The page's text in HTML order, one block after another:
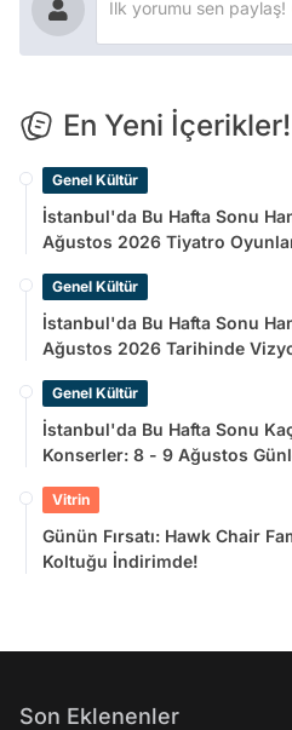
En Yeni İçerikler!
Genel Kültür
İstanbul'da Bu Hafta Sonu
Ağustos 2026 Tiyatro
Genel Kültür
İstanbul'da Bu Hafta Sonu
Ağustos 2026 Tarihinde
Genel Kültür
İstanbul'da Bu Hafta Sonu
Konserler: 8 - 9 Ağustos
Vitrin
Günün Fırsatı: Hawk Chair
Koltuğu İndirimde!
Son Eklenenler